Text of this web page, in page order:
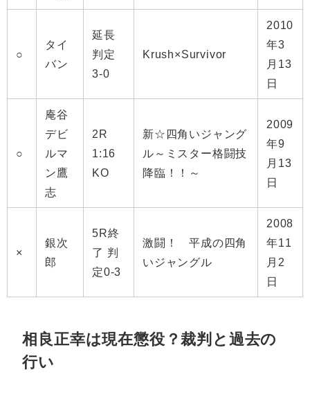
○
タイ
バン
延長
判定
3-0
Krush×Survivor
2010
年3
月13
日
○
庵谷
デビ
ルマ
ン鷹
志
2R
1:16
KO
新☆四角いジャング
ル～ミスター格闘技
降臨！！～
2009
年9
月13
日
×
銀次
郎
5R終
了 判
定0-3
激闘！ 平成の四角
いジャングル
2008
年11
月2
日
相良正幸は現在懲役？裁判と過去の
行い